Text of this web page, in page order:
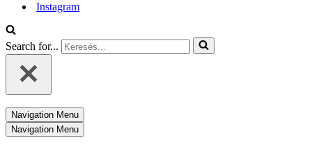
Instagram
Search for...
Navigation Menu
Navigation Menu